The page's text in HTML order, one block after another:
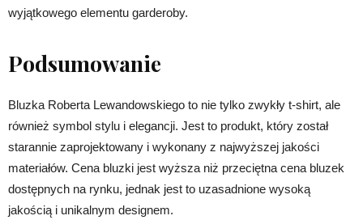
wyjątkowego elementu garderoby.
Podsumowanie
Bluzka Roberta Lewandowskiego to nie tylko zwykły t-shirt, ale
również symbol stylu i elegancji. Jest to produkt, który został
starannie zaprojektowany i wykonany z najwyższej jakości
materiałów. Cena bluzki jest wyższa niż przeciętna cena bluzek
dostępnych na rynku, jednak jest to uzasadnione wysoką
jakością i unikalnym designem.